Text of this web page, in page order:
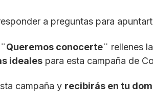
a preguntas para
conocerte¨ rellenes
ideales para esta campaña de
campaña y recibirás en tu